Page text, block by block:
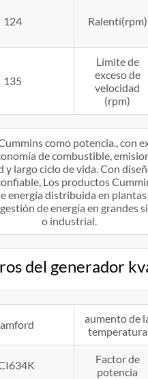
124 Ralentí(rpm)
135
Límite de
exceso de
velocidad
(rpm)
como potencia., con
de combustible,
largo ciclo de vida. Con
Los productos
energía distribuida en
de energía en grandes
o industrial.
del generador
aumento de
temperatura
Factor de
potencia